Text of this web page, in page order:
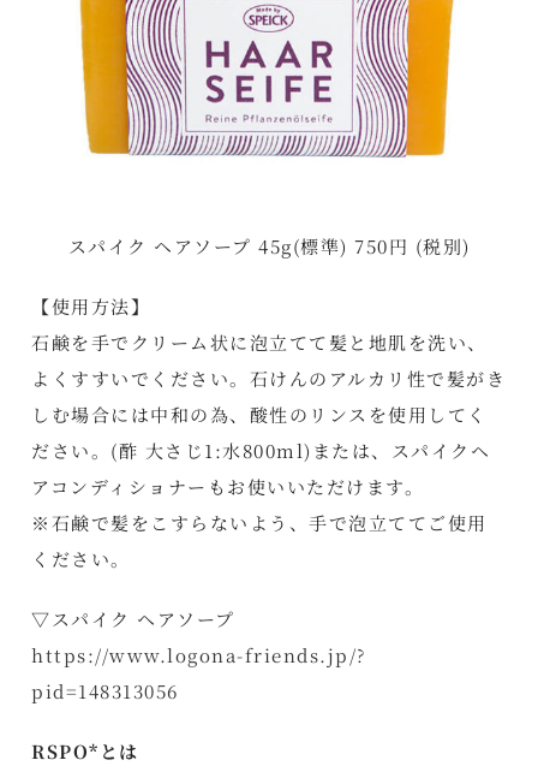
スパイク ヘアソープ 45g(標準) 750円 (税別)
【使用方法】
石鹸を手でクリーム状に泡立てて髪と地肌を洗い、
よくすすいでください。石けんのアルカリ性で髪がき
しむ場合には中和の為、酸性のリンスを使用してく
ださい。(酢 大さじ1:水800ml)または、スパイクヘ
アコンディショナーもお使いいただけます。
※石鹸で髪をこすらないよう、手で泡立ててご使用
ください。
▽スパイク ヘアソープ
https://www.logona-friends.jp/?
pid=148313056
RSPO*とは